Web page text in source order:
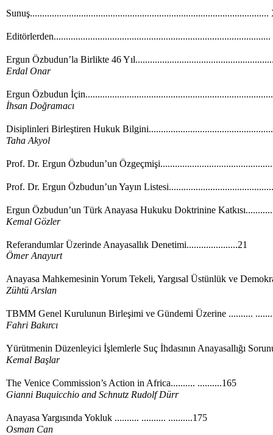
Ergun Özbudun’la Birlikte 46
Erdal Onar
Ergun Özbudun
İhsan Doğramacı
Disiplinleri Birleştiren Hukuk
Taha Akyol
Prof. Dr. Ergun Özbudun’un
Prof. Dr. Ergun Özbudun’un Yayın
Ergun Özbudun’un Türk Anayasa Hukuku Doktrinine
Kemal Gözler
Referandumlar Üzerinde Anayasallık Denetimi.....................21
Ömer Anayurt
Anayasa Mahkemesinin Yorum Tekeli, Yargısal Üstünlük ve
Zühtü Arslan
TBMM Genel Kurulunun Birleşimi ve Gündemi Üzerine ..........
Fahri Bakırcı
Yürütmenin Düzenleyici İşlemlerle Suç İhdasının Anayasallığı
Kemal Başlar
The Venice Commission’s Action in Africa.......... ..........165
Gianni Buquicchio and Schnutz Rudolf Dürr
Anayasa Yargısında Yokluk .......... .......... ..........175
Osman Can